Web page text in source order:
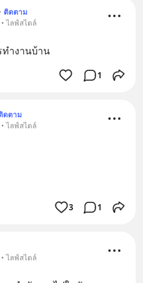
ติดตาม
ไลฟ์สไตล์
ำงานบ้าน
1
ดตาม
ไลฟ์สไตล์
3 1
ไลฟ์สไตล์